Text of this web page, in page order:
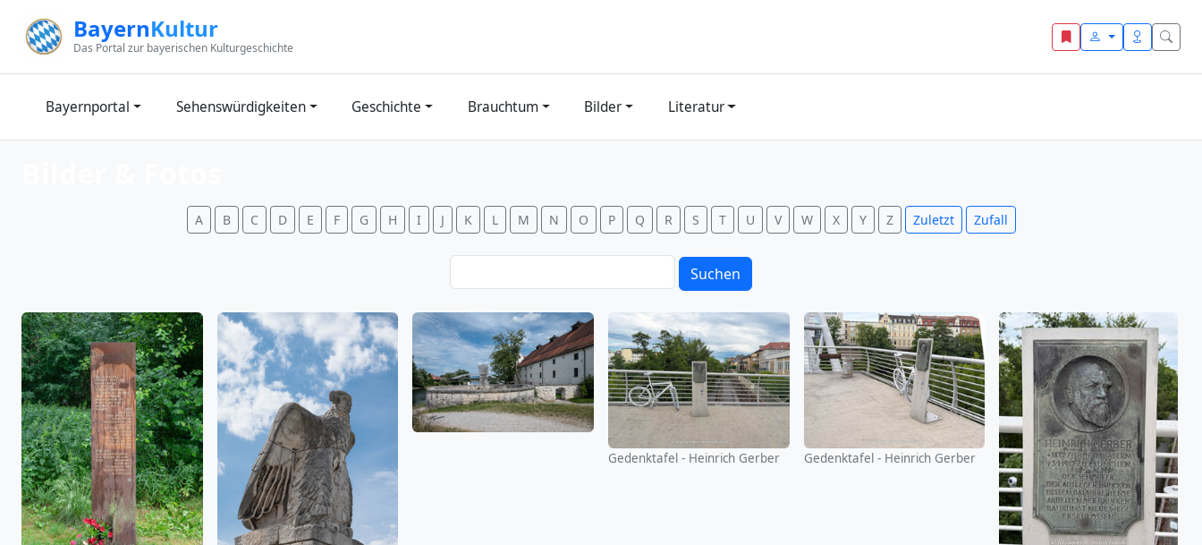
BayernKultur
Das Portal zur bayerischen Kulturgeschichte
Bayernportal Sehenswürdigkeiten Geschichte Brauchtum Bilder Literatur
A B C D E F G H I J K L M N O P Q R S T U V W X Y Z Zuletzt Zufall
Suchen
Gedenktafel - Heinrich Gerber Gedenktafel - Heinrich Gerber